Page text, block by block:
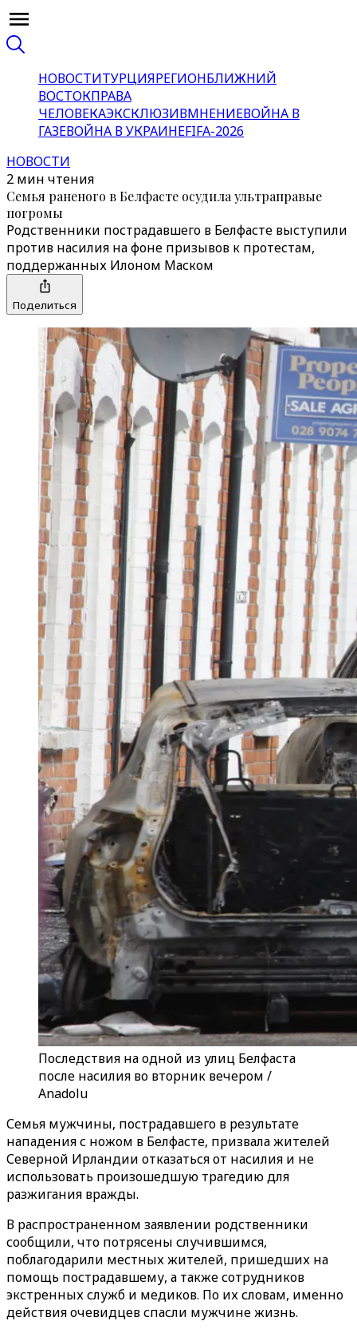
НОВОСТИТУРЦИЯРЕГИОНБЛИЖНИЙ
ВОСТОКПРАВА
ЧЕЛОВЕКАЭКСКЛЮЗИВМНЕНИЕВОЙНА В
ГАЗЕВОЙНА В УКРАИНЕFIFA-2026
НОВОСТИ
2 мин чтения
Семья раненого в Белфасте осудила ультраправые
погромы
Родственники пострадавшего в Белфасте выступили
против насилия на фоне призывов к протестам,
поддержанных Илоном Маском
Поделиться
Последствия на одной из улиц Белфаста
после насилия во вторник вечером /
Anadolu
Семья мужчины, пострадавшего в результате
нападения с ножом в Белфасте, призвала жителей
Северной Ирландии отказаться от насилия и не
использовать произошедшую трагедию для
разжигания вражды.
В распространенном заявлении родственники
сообщили, что потрясены случившимся,
поблагодарили местных жителей, пришедших на
помощь пострадавшему, а также сотрудников
экстренных служб и медиков. По их словам, именно
действия очевидцев спасли мужчине жизнь.